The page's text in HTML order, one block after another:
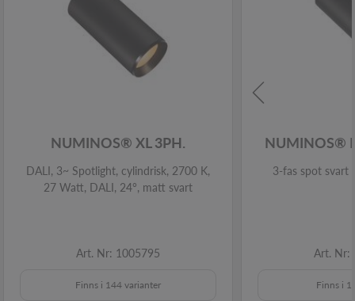
NUMINOS® XL 3PH.
DALI, 3~ Spotlight, cylindrisk, 2700 K,
27 Watt, DALI, 24°, matt svart
Art. Nr: 1005795
Finns i 144 varianter
NUMINOS®
3-fas spot svart
Art. Nr:
Finns i